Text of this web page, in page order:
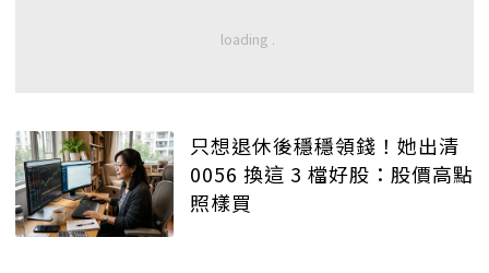
只想退休後穩穩領錢！她出清
0056 換這 3 檔好股：股價高點
照樣買